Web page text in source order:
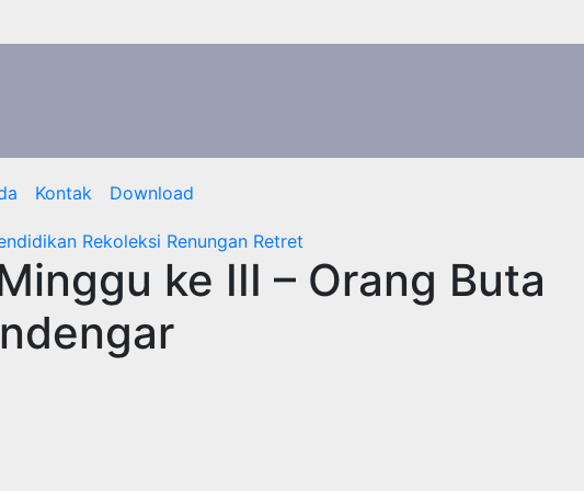
Kontak Download
Rekoleksi Renungan Retret
ke III – Orang Buta